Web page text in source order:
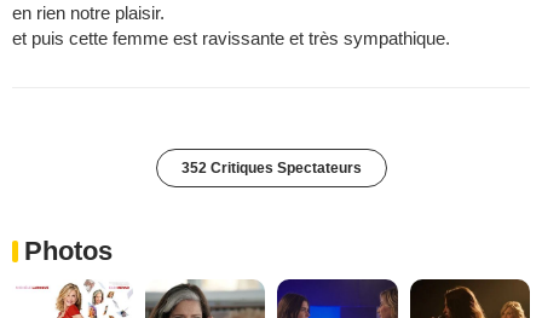
en rien notre plaisir.
et puis cette femme est ravissante et très sympathique.
352 Critiques Spectateurs
Photos